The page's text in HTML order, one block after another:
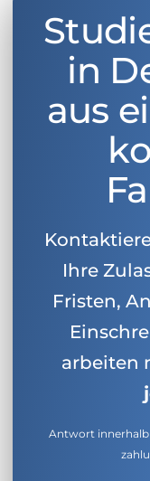
in
aus
Ihre
Fristen,
arbeiten
Antwort innerhalb